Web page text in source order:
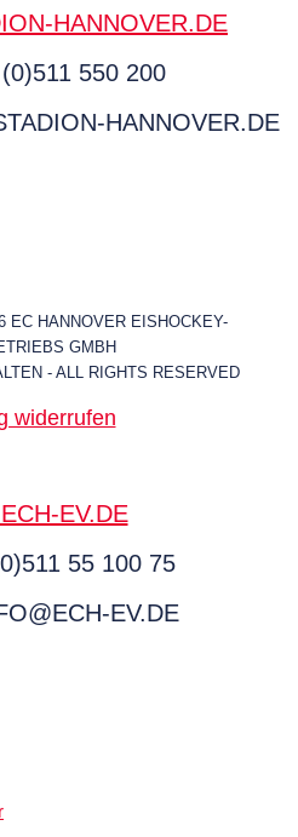
HANNOVER.DE
550 200
HANNOVER.DE
EC HANNOVER EISHOCKEY-
GMBH
- ALL RIGHTS RESERVED
widerrufen
EV.DE
55 100 75
EV.DE